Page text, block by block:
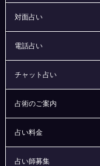
対面占い
電話占い
チャット占い
占術のご案内
占い料金
占い師募集